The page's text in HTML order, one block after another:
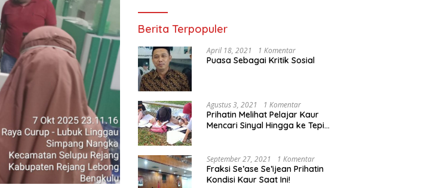
Berita Terpopuler
April 18, 2021 1 Komentar
Puasa Sebagai Kritik Sosial
Agustus 3, 2021 1 Komentar
Prihatin Melihat Pelajar Kaur
Mencari Sinyal Hingga ke Tepi
Segera Bertindak
September 27, 2021 1 Komentar
Fraksi Se’ase Se’ijean Prihatin
Kondisi Kaur Saat Ini!